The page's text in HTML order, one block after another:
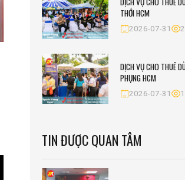
THỚI HCM
2026-07-31 2
DỊCH VỤ CHO THUÊ
PHỤNG HCM
2026-07-31 1
TIN ĐƯỢC QUAN TÂM